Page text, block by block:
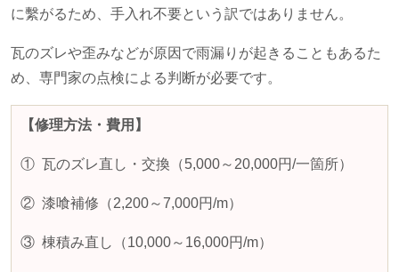
に繫がるため、手入れ不要という訳ではありません。
瓦のズレや歪みなどが原因で雨漏りが起きることもあるた
め、専門家の点検による判断が必要です。
【修理方法・費用】
① 瓦のズレ直し・交換（5,000～ 20,000円/一箇所）
② 漆喰補修（2,200～7,000円/m）
③ 棟積み直し（10,000～ 16,000円/m）